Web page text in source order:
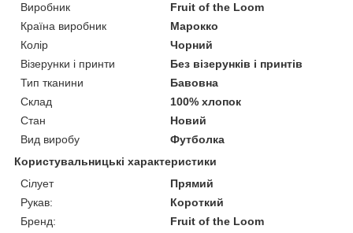
Виробник
Fruit of the Loom
Країна виробник
Марокко
Колір
Чорний
Візерунки і принти
Без візерунків і принтів
Тип тканини
Бавовна
Склад
100% хлопок
Стан
Новий
Вид виробу
Футболка
Користувальницькі характеристики
Сілует
Прямий
Рукав:
Короткий
Бренд:
Fruit of the Loom